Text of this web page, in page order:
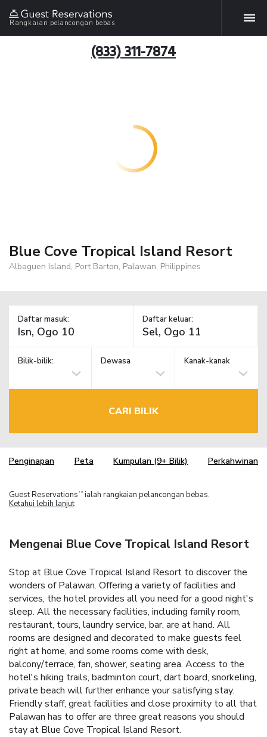
Rangkaian pelancongan bebas
(833) 311-7874
Blue Cove Tropical Island Resort
Albaguen Island, Port Barton, Palawan, Philippines
Daftar masuk: Daftar keluar:
Bilik-bilik: Dewasa Kanak-kanak
CARI BILIK
Penginapan Peta Kumpulan (9+ Bilik) Perkahwinan
Guest Reservations TM ialah rangkaian pelancongan bebas.
Ketahui lebih lanjut
Mengenai Blue Cove Tropical Island Resort
Stop at Blue Cove Tropical Island Resort to discover the
wonders of Palawan. Offering a variety of facilities and
services, the hotel provides all you need for a good night's
sleep. All the necessary facilities, including family room,
restaurant, tours, laundry service, bar, are at hand. All
rooms are designed and decorated to make guests feel
right at home, and some rooms come with desk,
balcony/terrace, fan, shower, seating area. Access to the
hotel's hiking trails, badminton court, dart board, snorkeling,
private beach will further enhance your satisfying stay.
Friendly staff, great facilities and close proximity to all that
Palawan has to offer are three great reasons you should
stay at Blue Cove Tropical Island Resort.